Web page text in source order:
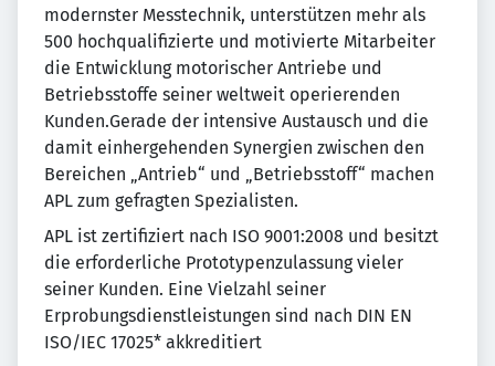
modernster Messtechnik, unterstützen mehr als
500 hochqualifizierte und motivierte Mitarbeiter
die Entwicklung motorischer Antriebe und
Betriebsstoffe seiner weltweit operierenden
Kunden.Gerade der intensive Austausch und die
damit einhergehenden Synergien zwischen den
Bereichen „Antrieb“ und „Betriebsstoff“ machen
APL zum gefragten Spezialisten.
APL ist zertifiziert nach ISO 9001:2008 und besitzt
die erforderliche Prototypenzulassung vieler
seiner Kunden. Eine Vielzahl seiner
Erprobungsdienstleistungen sind nach DIN EN
ISO/IEC 17025* akkreditiert